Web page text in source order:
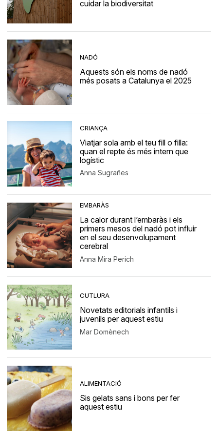
cuidar la biodiversitat
NADÓ
Aquests són els noms de nadó
més posats a Catalunya el 2025
CRIANÇA
Viatjar sola amb el teu fill o filla:
quan el repte és més intern que
logístic
Anna Sugrañes
EMBARÀS
La calor durant l’embaràs i els
primers mesos del nadó pot influir
en el seu desenvolupament
cerebral
Anna Mira Perich
CUTLURA
Novetats editorials infantils i
juvenils per aquest estiu
Mar Domènech
ALIMENTACIÓ
Sis gelats sans i bons per fer
aquest estiu